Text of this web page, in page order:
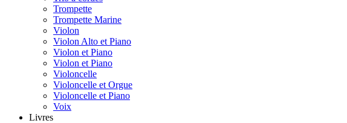
Trompette
Trompette Marine
Violon
Violon Alto et Piano
Violon et Piano
Violon et Piano
Violoncelle
Violoncelle et Orgue
Violoncelle et Piano
Voix
Livres